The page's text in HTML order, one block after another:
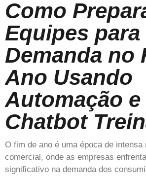
Como
Equipes para
Demanda no
Ano Usando
Automação e
Chatbot
O fim de ano é uma época de intensa
comercial, onde as empresas
significativo na demanda dos